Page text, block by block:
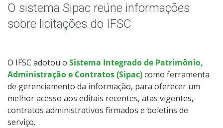
Relatórios de Gestão do Câmpus
Trabalhe no IFSC
Licitações
Acesso à Informação
O sistema Sipac reúne informações
sobre licitações do IFSC
O IFSC adotou o Sistema Integrado de Patrimônio,
Administração e Contratos (Sipac)como ferramenta
de gerenciamento da informação, para oferecer um
melhor acesso aos editais recentes, atas vigentes,
contratos administrativos firmados e boletins de
serviço.